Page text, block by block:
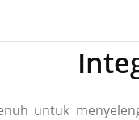
untuk